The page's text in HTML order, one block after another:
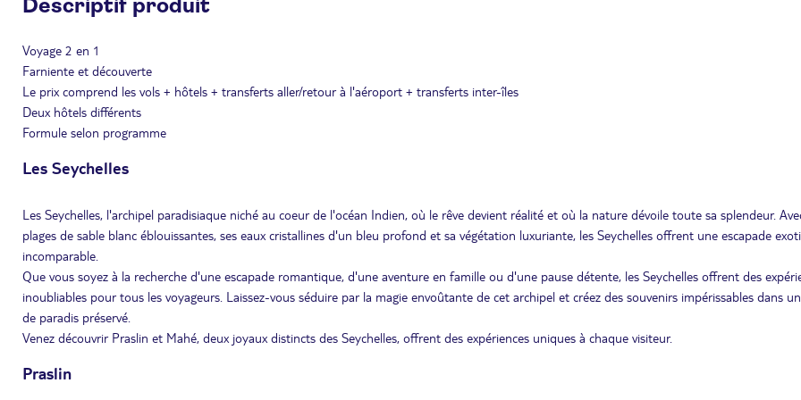
Descriptif produit
Voyage 2 en 1
Farniente et découverte
Le prix comprend les vols + hôtels + transferts aller/retour à l'aéroport + transferts inter-îles
Deux hôtels différents
Formule selon programme
Les Seychelles
Les Seychelles, l'archipel paradisiaque niché au coeur de l'océan Indien, où le rêve devient réalité et où la nature dévoile toute sa splendeur.
plages de sable blanc éblouissantes, ses eaux cristallines d'un bleu profond et sa végétation luxuriante, les Seychelles offrent une escapade
incomparable.
Que vous soyez à la recherche d'une escapade romantique, d'une aventure en famille ou d'une pause détente, les Seychelles offrent des
inoubliables pour tous les voyageurs. Laissez-vous séduire par la magie envoûtante de cet archipel et créez des souvenirs impérissables dans
de paradis préservé.
Venez découvrir Praslin et Mahé, deux joyaux distincts des Seychelles, offrent des expériences uniques à chaque visiteur.
Praslin